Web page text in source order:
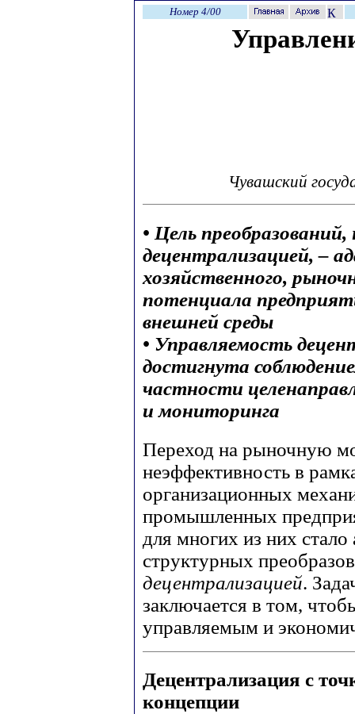
Номер 4/00
Чувашский
• Цель
децентрализацией, –
хозяйственного,
потенциала
внешней среды
• Управляемость
достигнута
частности
и мониторинга
Переход на рыночную
неэффективность в
организационных
промышленных
для многих из них
структурных
децентрализацией.
заключается в том,
управляемым и
Децентрализация с
концепции